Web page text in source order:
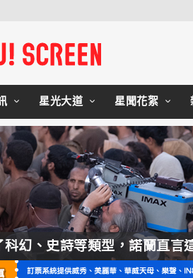
星光大道 星聞花絮
幻、史詩等類型，諾蘭直言